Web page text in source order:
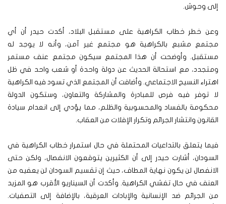
إلى وحوش.
وعن خطر خطاب الكراهية على مستقبل البلاد، أكدت حيدر أن أي
مجتمع مشبع بالكراهية هو مجتمع غير آمن، وأنه لا يوجد له
مستقبل. وأوضحت أن هذا المجتمع سيكون مجتمع عنف مستمر
ومتجدد، مع استحالة الحديث عن دولة واحدة أو شعب واحد في ظل
اهتراء النسيج الاجتماعي. وأضافت أن المجتمع الذي تسود فيه الكراهية
لا توفر فيه فرص للمبادرة والمشاركة والتعاون، وستكون الدولة
محكومة بالفساد والمحسوبية والظلم، مما يؤدي إلى انعدام سيادة
القانون وانتشار الجرائم وتكرار الإفلات من العقاب.
فيما يتعلق بالتداعيات المحتملة في حال استمرار خطاب الكراهية في
السودان، أشارت حيدر إلى أن الكثيرين يتوقعون الانفصال، ولكن حتى
الانفصال لن يكون نهاية المطاف، حيث إن تقسيم السودان لن يعفيه من
العنف في حال تفشي الكراهية. وأكدت أن السيناريو الأقرب هو المزيد
من الجرائم ضد الإنسانية والإبادات العرقية، بالإضافة إلى التصفيات.